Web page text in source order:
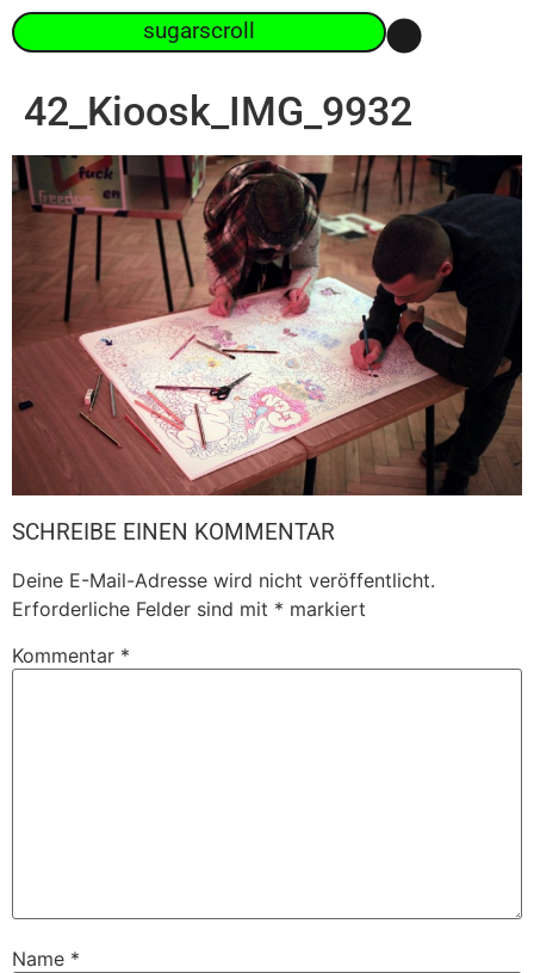
sugarscroll
42_Kioosk_IMG_9932
SCHREIBE EINEN KOMMENTAR
Deine E-Mail-Adresse wird nicht veröffentlicht.
Erforderliche Felder sind mit * markiert
Kommentar *
Name *